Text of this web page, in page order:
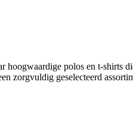
hoogwaardige polos en t-shirts
zorgvuldig geselecteerd